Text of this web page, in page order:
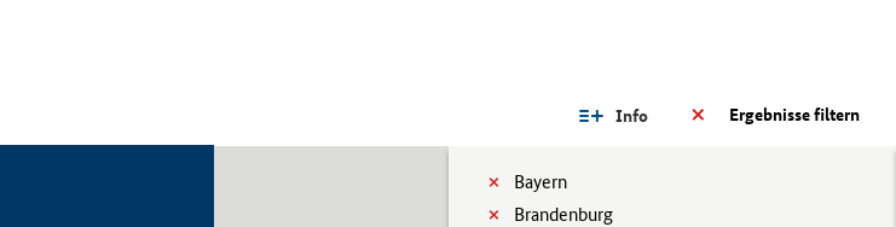
Ergebnisse filtern
Info
Bayern
Brandenburg